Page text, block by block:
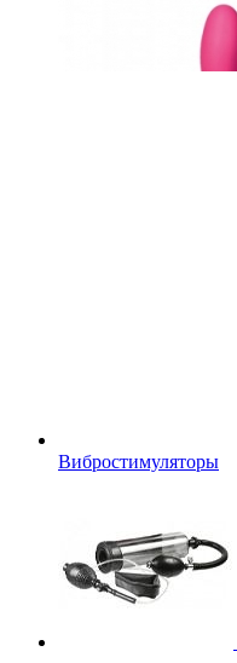
Вибростимуляторы